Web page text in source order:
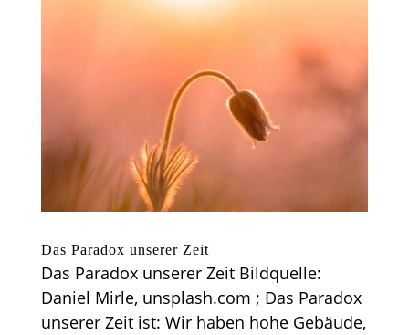
Das Paradox unserer Zeit
Das Paradox unserer Zeit Bildquelle:
Daniel Mirle, unsplash.com ; Das Paradox
unserer Zeit ist: Wir haben hohe Gebäude,